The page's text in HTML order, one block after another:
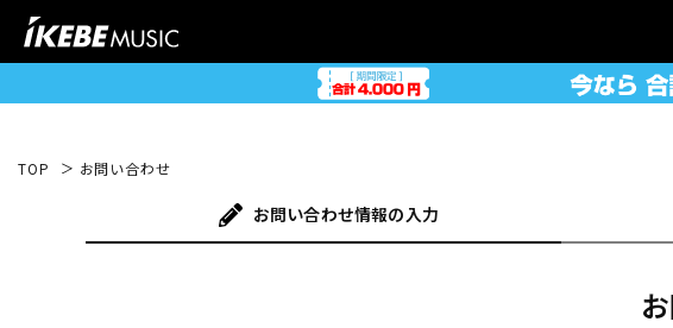
TOP お問い合わせ
お問い合わせ情報の入力